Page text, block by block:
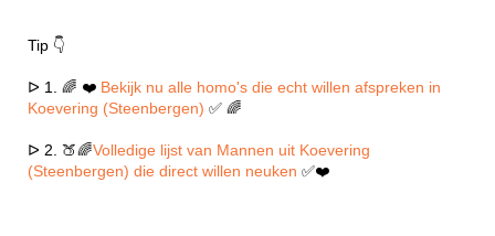
Tip 👇
ᐅ 1. 🌈 ❤️ Bekijk nu alle homo's die echt willen afspreken in
Koevering (Steenbergen) ✅ 🌈
ᐅ 2. 🍑🌈Volledige lijst van Mannen uit Koevering
(Steenbergen) die direct willen neuken ✅❤️